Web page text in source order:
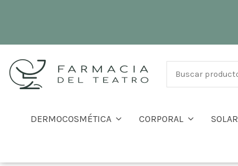
DERMOCOSMÉTICA CORPORAL SOLAR